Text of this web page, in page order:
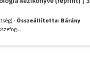
- Összeállította: Bárány